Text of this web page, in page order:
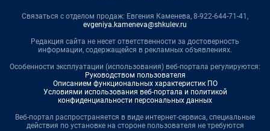
Связаться с отделом продаж: Евгения Каменева, 8-922-644-71-41,
evgeniya.kameneva@shkulev.ru
Редакция сайта не несет ответственности за достоверность
информации, содержащейся в рекламных объявлениях.
Особенности эксплуатации (использования) веб-портала регулируются:
Руководством пользователя
Описанием функциональных характеристик ПО
Условиями использования веб-портала и политикой
конфиденциальности персональных данных
Веб-портал распространяется в виде интернет-сервиса, специальные
действия по установке на стороне пользователя не требуются